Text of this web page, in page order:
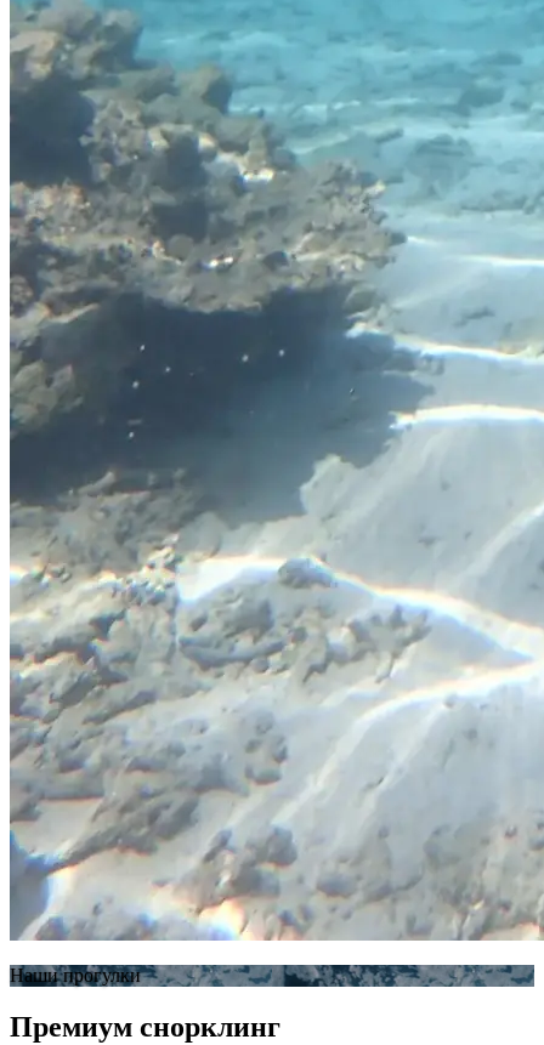
Наши прогулки
Премиум снорклинг